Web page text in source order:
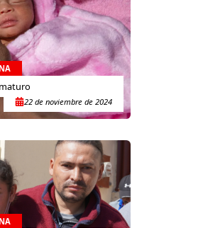
22 de noviembre de 2024